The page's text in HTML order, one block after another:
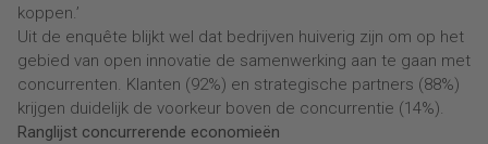
koppen.’
Uit de enquête blijkt wel dat bedrijven huiverig zijn om op het
gebied van open innovatie de samenwerking aan te gaan met
concurrenten. Klanten (92%) en strategische partners (88%)
krijgen duidelijk de voorkeur boven de concurrentie (14%).
Ranglijst concurrerende economieën